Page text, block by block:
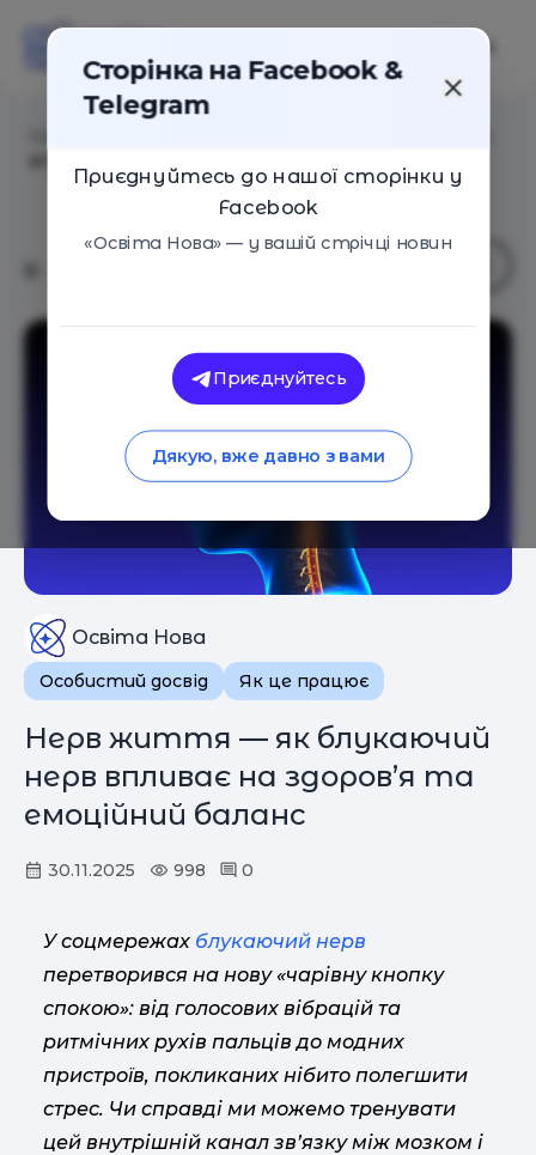
Освіта Нова
Особистий досвід Як це працює
Нерв життя — як блукаючий
нерв впливає на здоров’я та
емоційний баланс
30.11.2025 998 0
У соцмережах блукаючий нерв
перетворився на нову «чарівну кнопку
спокою»: від голосових вібрацій та
ритмічних рухів пальців до модних
пристроїв, покликаних нібито полегшити
стрес. Чи справді ми можемо тренувати
цей внутрішній канал зв’язку між мозком і
Сторінка на Facebook &
Telegram
Приєднуйтесь до нашої сторінки у
Facebook
«Освіта Нова» — у вашій стрічці новин
Приєднуйтесь
Дякую, вже давно з вами